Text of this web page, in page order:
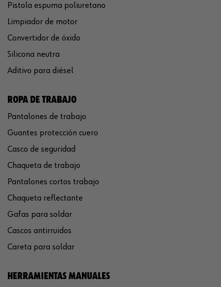
Pistola espuma poliuretano
Limpiador de motor
Convertidor de óxido
Silicona neutra
Aditivo para diésel
ROPA DE TRABAJO
Pantalones de trabajo
Guantes protección cuero
Casco de seguridad
Chaqueta de trabajo
Pantalones cortos trabajo
Chaqueta reflectante
Gafas para soldar
Cascos antirruidos
Careta para soldar
HERRAMIENTAS MANUALES